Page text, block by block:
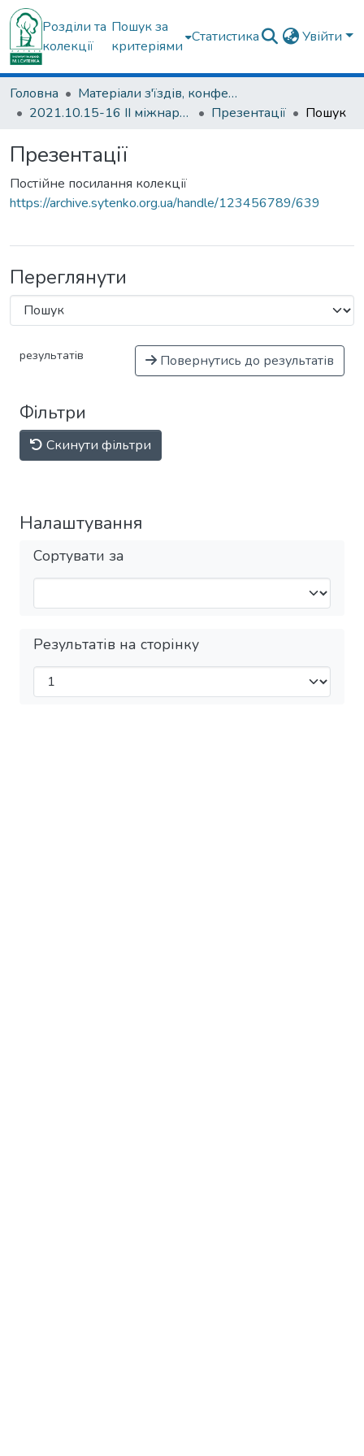
Розділи та
колекції
Пошук за
критеріями
Статистика Увійти
Головна
Матеріали з'їздів, конференцій, симпозіумів та ін.
2021.10.15-16 ІІ міжнародна конференція «Передові методики лікування кульшового, колінного та плечового суглобів», присвяченої пам’яті академіка О.О. Коржа (Харків, 15-16 жовтня 2021 р.)
Презентації Пошук
Презентації
Постійне посилання колекції
https://archive.sytenko.org.ua/handle/123456789/639
Переглянути
результатів Повернутись до результатів
Фільтри
Скинути фільтри
Налаштування
Сортувати за
Результатів на сторінку